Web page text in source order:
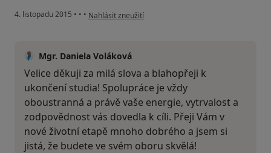
4. listopadu 2015 • • • podle názoru uživatele Váš účet byl odstraněn
Nahlásit zneužití
Mgr. Daniela Voláková
Velice děkuji za milá slova a blahopřeji k
ukončení studia! Spolupráce je vždy
oboustranná a právě vaše energie, vytrvalost a
zodpovědnost vás dovedla k cíli. Přeji Vám v
nové životní etapě mnoho dobrého a jsem si
jistá, že budete ve svém oboru skvělá!